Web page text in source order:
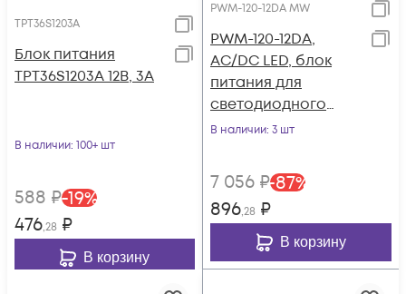
TPT36S1203A
Блок питания
TPT36S1203A 12В, 3А
В наличии: 100+ шт
588 ₽-19%
476,28 ₽
В корзину
PWM-120-12DA MW
PWM-120-12DA,
AC/DC LED, блок
питания для
светодиодного
освещения.
В наличии: 3 шт
7 056 ₽-87%
896,28 ₽
В корзину